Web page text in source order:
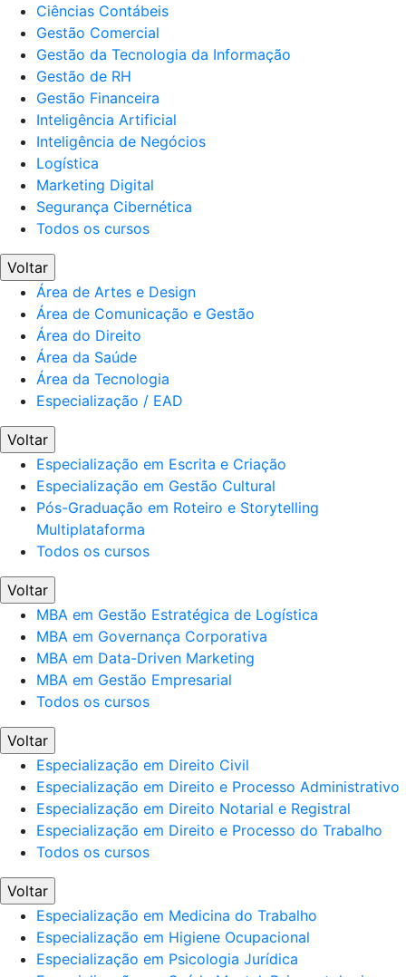
Ciências Contábeis
Gestão Comercial
Gestão da Tecnologia da Informação
Gestão de RH
Gestão Financeira
Inteligência Artificial
Inteligência de Negócios
Logística
Marketing Digital
Segurança Cibernética
Todos os cursos
Voltar
Área de Artes e Design
Área de Comunicação e Gestão
Área do Direito
Área da Saúde
Área da Tecnologia
Especialização / EAD
Voltar
Especialização em Escrita e Criação
Especialização em Gestão Cultural
Pós-Graduação em Roteiro e Storytelling
Multiplataforma
Todos os cursos
Voltar
MBA em Gestão Estratégica de Logística
MBA em Governança Corporativa
MBA em Data-Driven Marketing
MBA em Gestão Empresarial
Todos os cursos
Voltar
Especialização em Direito Civil
Especialização em Direito e Processo Administrativo
Especialização em Direito Notarial e Registral
Especialização em Direito e Processo do Trabalho
Todos os cursos
Voltar
Especialização em Medicina do Trabalho
Especialização em Higiene Ocupacional
Especialização em Psicologia Jurídica